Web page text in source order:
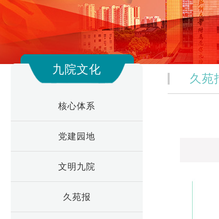
九院文化
核心体系
党建园地
文明九院
久苑报
久苑